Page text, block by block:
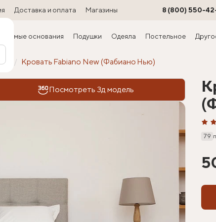
Доставка и оплата Магазины 8 (800) 550-
основания Подушки Одеяла Постельное
Кровать Fabiano New (Фабиано Нью)
Посмотреть 3д модель
79